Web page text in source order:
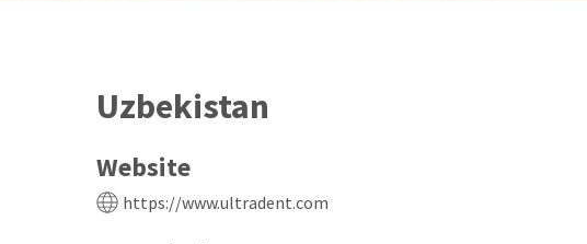
Uzbekistan
Website
https://www.ultradent.com